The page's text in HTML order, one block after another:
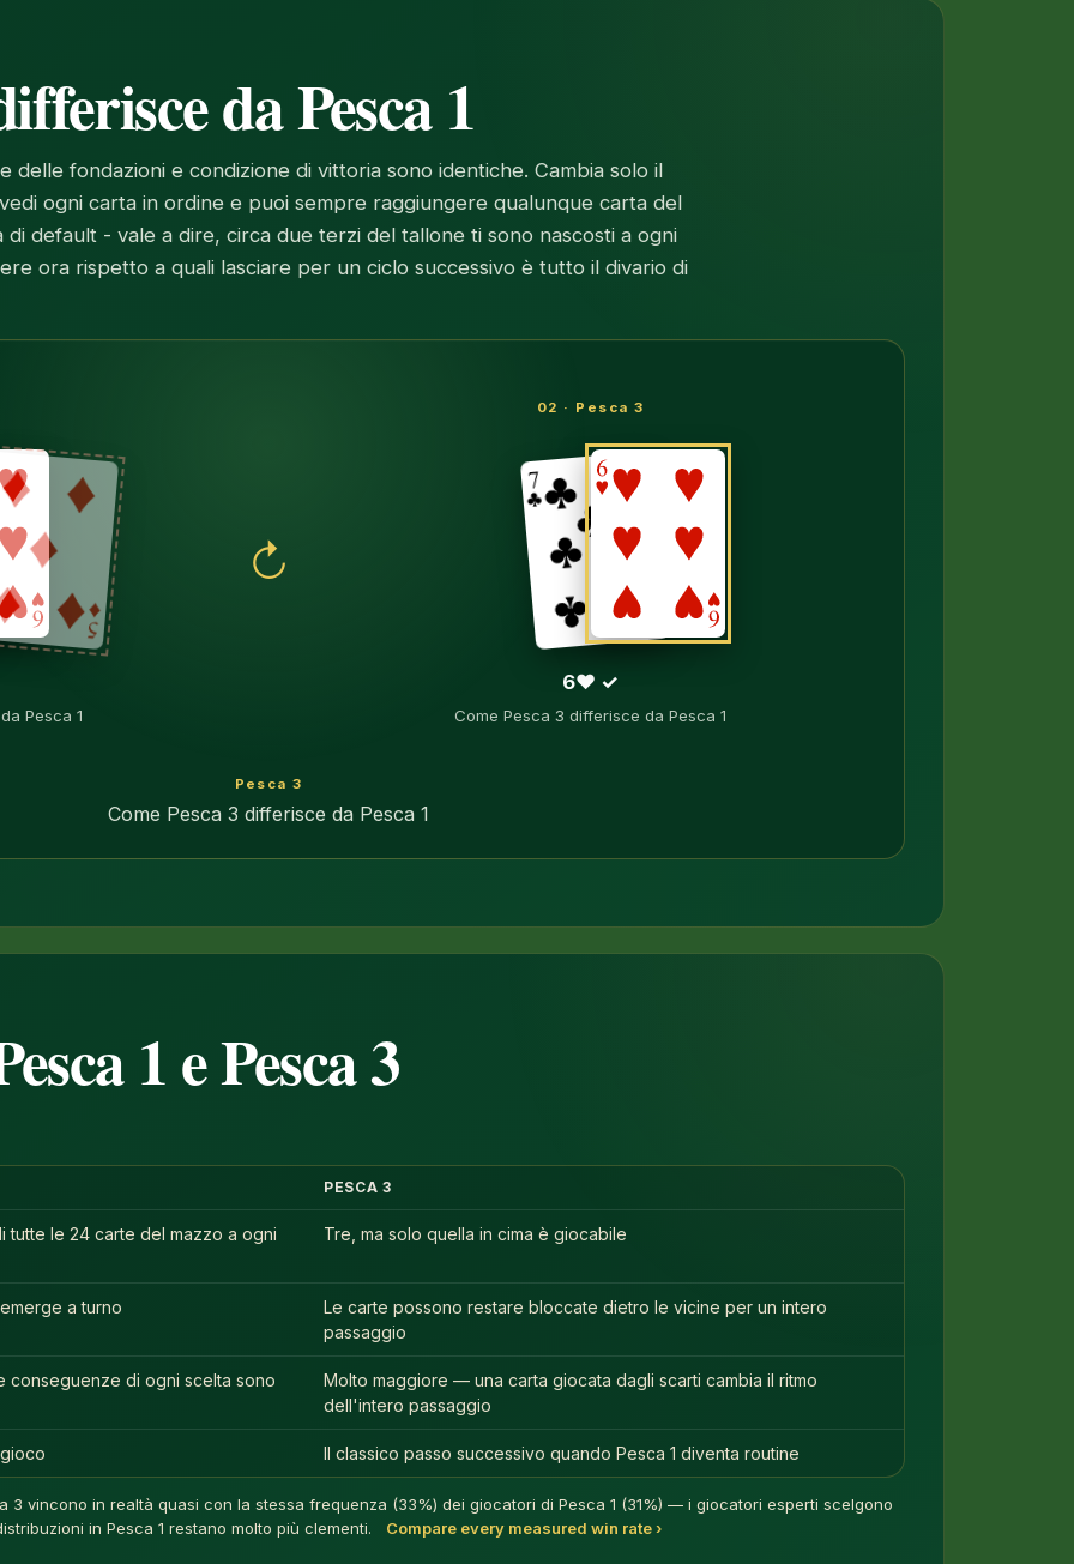
da Pesca 1
fondazioni e condizione di vittoria sono identiche. Cambia solo il
ogni carta in ordine e puoi sempre raggiungere qualunque carta del
default - vale a dire, circa due terzi del tallone ti sono nascosti a ogni
ora rispetto a quali lasciare per un ciclo successivo è tutto il divario di
Pesca 1
↻
02 · Pesca 3
6♥ ✓
Come Pesca 3 differisce da Pesca 1
Pesca 3
Come Pesca 3 differisce da Pesca 1
1 e Pesca 3
PESCA 3
tutte le 24 carte del mazzo a ogni Tre, ma solo quella in cima è giocabile
a turno
Le carte possono restare bloccate dietro le vicine per un intero
passaggio
conseguenze di ogni scelta sono
Molto maggiore — una carta giocata dagli scarti cambia il ritmo
dell'intero passaggio
Il classico passo successivo quando Pesca 1 diventa routine
3 vincono in realtà quasi con la stessa frequenza (33%) dei giocatori di Pesca 1 (31%) — i giocatori esperti scelgono
in Pesca 1 restano molto più clementi.
Compare every measured win rate ›